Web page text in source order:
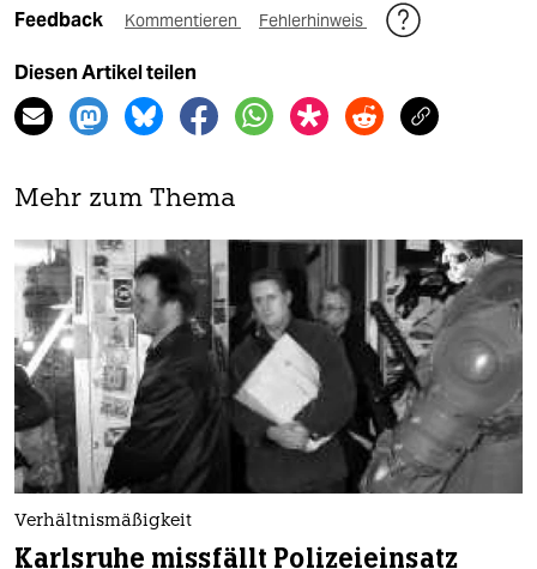
Feedback Kommentieren Fehlerhinweis
Diesen Artikel teilen
Mehr zum Thema
Verhältnismäßigkeit
Karlsruhe missfällt Polizeieinsatz